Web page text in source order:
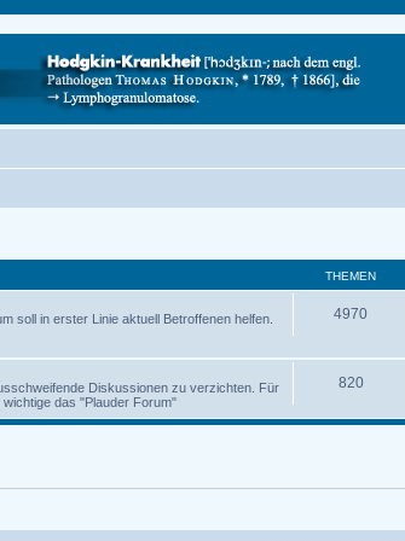
THEMEN
soll in erster Linie aktuell Betroffenen helfen.
4970
Diskussionen zu verzichten. Für
das "Plauder Forum"
820